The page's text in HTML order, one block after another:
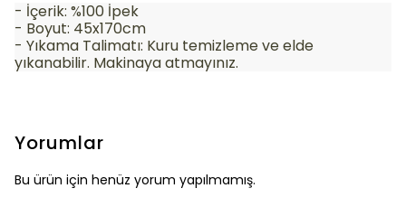
- İçerik: %100 İpek
- Boyut: 45x170cm
- Yıkama Talimatı: Kuru temizleme ve elde
yıkanabilir. Makinaya atmayınız.
Yorumlar
Bu ürün için henüz yorum yapılmamış.